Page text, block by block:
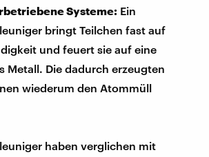
Systeme: Ein
bringt Teilchen fast auf
und feuert sie auf eine
Metall. Die dadurch erzeugten
wiederum den Atommüll
haben verglichen mit